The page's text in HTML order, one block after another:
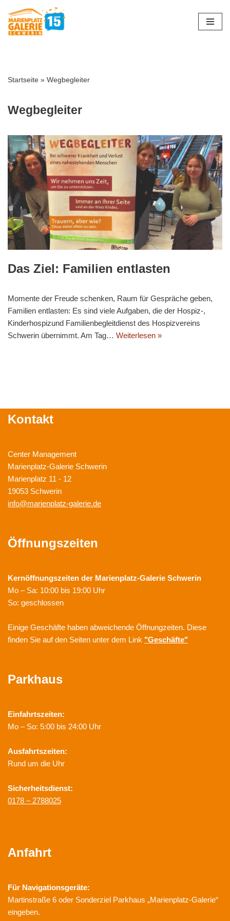
Zum
Startseite » Wegbegleiter
Wegbegleiter
Das Ziel: Familien entlasten
Momente der Freude schenken, Raum für Gespräche geben,
Familien entlasten: Es sind viele Aufgaben, die der Hospiz-,
Kinderhospizund Familienbegleitdienst des Hospizvereins
Schwerin übernimmt. Am Tag… Weiterlesen »
Kontakt
Center Management
Marienplatz-Galerie Schwerin
Marienplatz 11 - 12
19053 Schwerin
info@marienplatz-galerie.de
Öffnungszeiten
Kernöffnungszeiten der Marienplatz-Galerie Schwerin
Mo – Sa: 10:00 bis 19:00 Uhr
So: geschlossen
Einige Geschäfte haben abweichende Öffnungzeiten. Diese
finden Sie auf den Seiten unter dem Link "Geschäfte"
Parkhaus
Einfahrtszeiten:
Mo – So: 5:00 bis 24:00 Uhr
Ausfahrtszeiten:
Rund um die Uhr
Sicherheitsdienst:
0178 – 2788025
Anfahrt
Für Navigationsgeräte:
Martinstraße 6 oder Sonderziel Parkhaus „Marienplatz-Galerie“
eingeben.